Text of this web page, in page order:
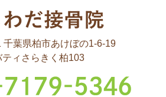
千葉県柏市あけぼの1-6-19
ティさらきく柏103